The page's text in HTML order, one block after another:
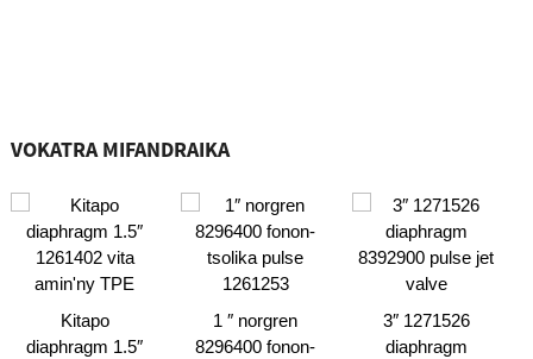
VOKATRA MIFANDRAIKA
Kitapo
diaphragm 1.5″
1 ″ norgren
8296400 fonon-
3″ 1271526
diaphragm